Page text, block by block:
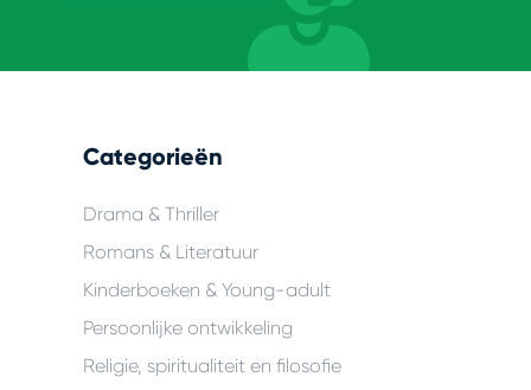
Categorieën
Drama & Thriller
Romans & Literatuur
Kinderboeken & Young-adult
Persoonlijke ontwikkeling
Religie, spiritualiteit en filosofie